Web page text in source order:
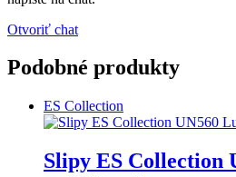
Otvoriť chat
Podobné produkty
ES Collection
Slipy ES Collection